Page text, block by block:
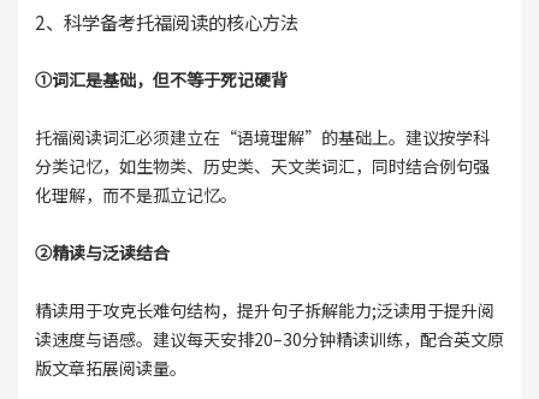
2、科学备考托福阅读的核心方法
①词汇是基础，但不等于死记硬背
托福阅读词汇必须建立在“语境理解”的基础上。建议按学科
分类记忆，如生物类、历史类、天文类词汇，同时结合例句强
化理解，而不是孤立记忆。
②精读与泛读结合
精读用于攻克长难句结构，提升句子拆解能力;泛读用于提升阅
读速度与语感。建议每天安排20–30分钟精读训练，配合英文原
版文章拓展阅读量。